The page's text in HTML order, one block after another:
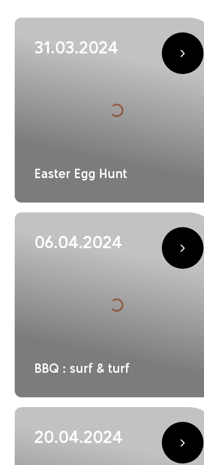
31.03.2024
Easter Egg Hunt
06.04.2024
BBQ : surf & turf
20.04.2024